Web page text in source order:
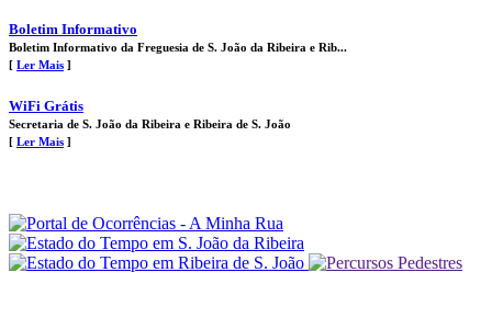
Boletim Informativo
Boletim Informativo da Freguesia de S. João da Ribeira e Rib...
[ Ler Mais ]
WiFi Grátis
Secretaria de S. João da Ribeira e Ribeira de S. João
[ Ler Mais ]